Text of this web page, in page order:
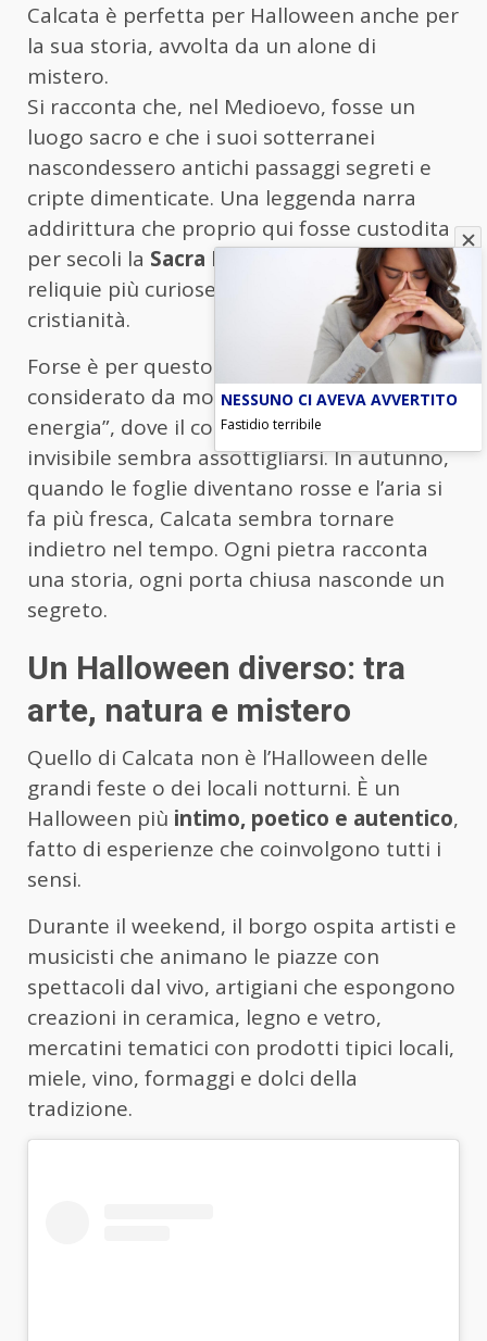
Calcata è perfetta per Halloween anche per
la sua storia, avvolta da un alone di
mistero.
Si racconta che, nel Medioevo, fosse un
luogo sacro e che i suoi sotterranei
nascondessero antichi passaggi segreti e
cripte dimenticate. Una leggenda narra
addirittura che proprio qui fosse custodita
per secoli la Sacra Prepuzio
, una delle
reliquie più curiose e controverse della
cristianità.
Forse è per questo che il borgo è
considerato da molti un luogo “carico di
energia”, dove il confine tra visibile e
invisibile sembra assottigliarsi. In autunno,
quando le foglie diventano rosse e l’aria si
fa più fresca, Calcata sembra tornare
indietro nel tempo. Ogni pietra racconta
una storia, ogni porta chiusa nasconde un
segreto.
Un Halloween diverso: tra
arte, natura e mistero
Quello di Calcata non è l’Halloween delle
grandi feste o dei locali notturni. È un
Halloween più intimo, poetico e autentico,
fatto di esperienze che coinvolgono tutti i
sensi.
Durante il weekend, il borgo ospita artisti e
musicisti che animano le piazze con
spettacoli dal vivo, artigiani che espongono
creazioni in ceramica, legno e vetro,
mercatini tematici con prodotti tipici locali,
miele, vino, formaggi e dolci della
tradizione.
NESSUNO CI AVEVA AVVERTITO
Fastidio terribile